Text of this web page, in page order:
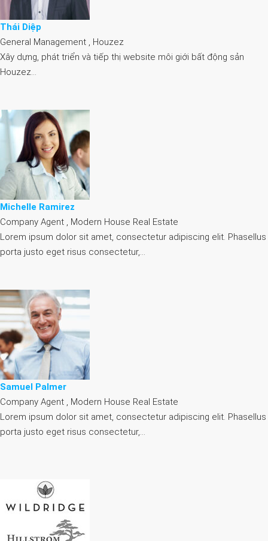
Thái Diệp
General Management , Houzez
Xây dựng, phát triển và tiếp thị website môi giới bất động sản
Houzez…
Michelle Ramirez
Company Agent , Modern House Real Estate
Lorem ipsum dolor sit amet, consectetur adipiscing elit. Phasellus
porta justo eget risus consectetur,…
Samuel Palmer
Company Agent , Modern House Real Estate
Lorem ipsum dolor sit amet, consectetur adipiscing elit. Phasellus
porta justo eget risus consectetur,…